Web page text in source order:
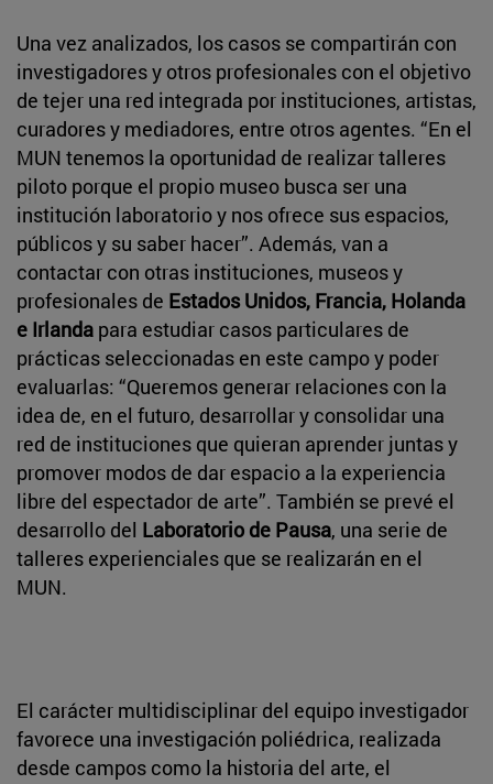
Una vez analizados, los casos se compartirán con
investigadores y otros profesionales con el objetivo
de tejer una red integrada por instituciones, artistas,
curadores y mediadores, entre otros agentes. “En el
MUN tenemos la oportunidad de realizar talleres
piloto porque el propio museo busca ser una
institución laboratorio y nos ofrece sus espacios,
públicos y su saber hacer”. Además, van a
contactar con otras instituciones, museos y
profesionales de Estados Unidos, Francia, Holanda
e Irlanda para estudiar casos particulares de
prácticas seleccionadas en este campo y poder
evaluarlas: “Queremos generar relaciones con la
idea de, en el futuro, desarrollar y consolidar una
red de instituciones que quieran aprender juntas y
promover modos de dar espacio a la experiencia
libre del espectador de arte”. También se prevé el
desarrollo del Laboratorio de Pausa, una serie de
talleres experienciales que se realizarán en el
MUN.
El carácter multidisciplinar del equipo investigador
favorece una investigación poliédrica, realizada
desde campos como la historia del arte, el